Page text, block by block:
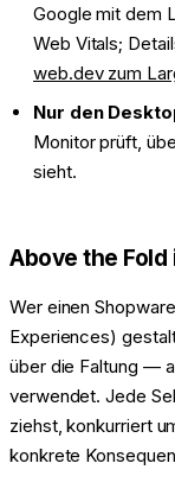
Google mit dem
Web Vitals;
web.dev zum
Nur den
Monitor prüft,
sieht.
Above the
Wer einen
Experiences)
über die Faltung —
verwendet. Jede
ziehst, konkurriert
konkrete